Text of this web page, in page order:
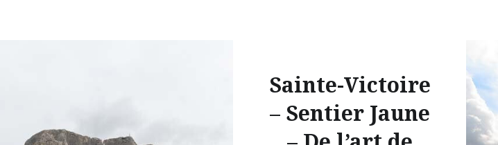
Sainte-Victoire
– Sentier Jaune